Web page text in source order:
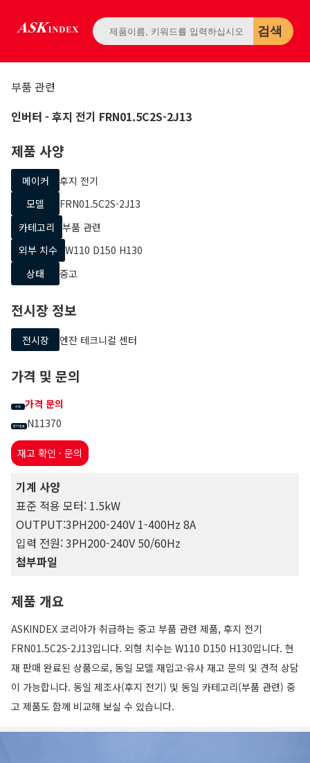
검색
부품 관련
인버터 - 후지 전기 FRN01.5C2S-2J13
제품 사양
메이커
후지 전기
모델
FRN01.5C2S-2J13
카테고리
부품 관련
외부 치수 W110 D150 H130
상태
중고
전시장 정보
전시장 엔잔 테크니컬 센터
가격 및 문의
가격 가격 문의
문의 번호 N11370
재고 확인 · 문의
기계 사양
표준 적용 모터: 1.5kW
OUTPUT:3PH200-240V 1-400Hz 8A
입력 전원: 3PH200-240V 50/60Hz
첨부파일
제품 개요
ASKINDEX 코리아가 취급하는 중고 부품 관련 제품, 후지 전기
FRN01.5C2S-2J13입니다. 외형 치수는 W110 D150 H130입니다. 현
재 판매 완료된 상품으로, 동일 모델 재입고·유사 재고 문의 및 견적 상담
이 가능합니다. 동일 제조사(후지 전기) 및 동일 카테고리(부품 관련) 중
고 제품도 함께 비교해 보실 수 있습니다.